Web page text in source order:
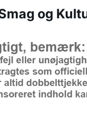
og